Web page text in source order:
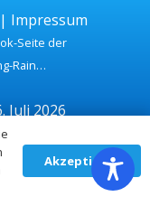
Impressum
Seite der
Rain…
Juli 2026
Akzeptieren